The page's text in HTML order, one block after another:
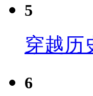
5
穿越历
6